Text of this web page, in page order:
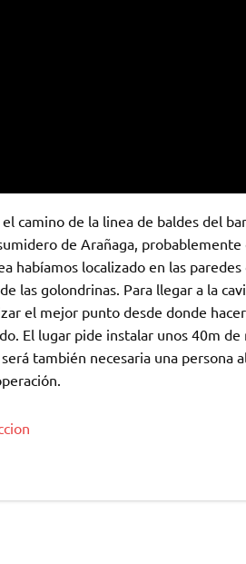
camino de la linea de baldes del
de Arañaga, probablemente
habíamos localizado en las
las golondrinas. Para llegar a la
el mejor punto desde donde
El lugar pide instalar unos 40m
también necesaria una persona